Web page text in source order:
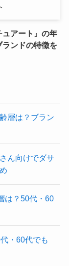
ュアート』の年
ランドの特徴を
層は？ブラン
ん向けでダサ
は？50代・60
・60代でも